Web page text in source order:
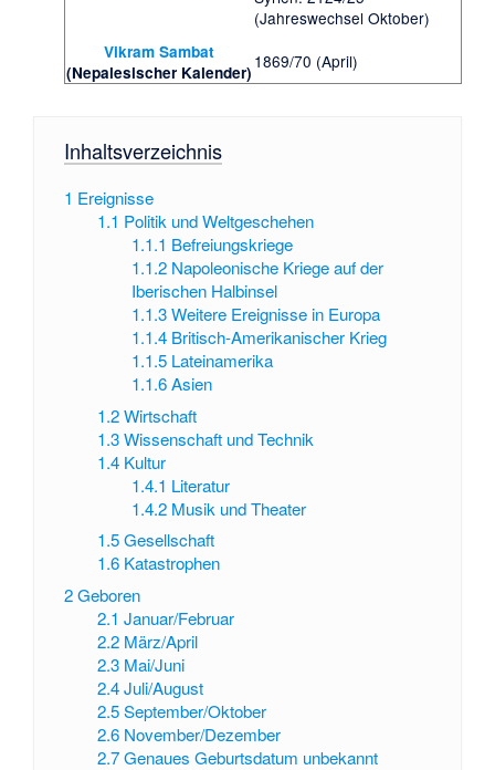
(Jahreswechsel Oktober)
Vikram Sambat
(Nepalesischer Kalender)
1869/70 (April)
Inhaltsverzeichnis
1 Ereignisse
1.1 Politik und Weltgeschehen
1.1.1 Befreiungskriege
1.1.2 Napoleonische Kriege auf der
Iberischen Halbinsel
1.1.3 Weitere Ereignisse in Europa
1.1.4 Britisch-Amerikanischer Krieg
1.1.5 Lateinamerika
1.1.6 Asien
1.2 Wirtschaft
1.3 Wissenschaft und Technik
1.4 Kultur
1.4.1 Literatur
1.4.2 Musik und Theater
1.5 Gesellschaft
1.6 Katastrophen
2Geboren
2.1 Januar/Februar
2.2 März/April
2.3 Mai/Juni
2.4 Juli/August
2.5 September/Oktober
2.6 November/Dezember
2.7 Genaues Geburtsdatum unbekannt